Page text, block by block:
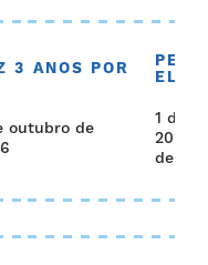
3 ANOS POR
outubro de
1 de
2026
de